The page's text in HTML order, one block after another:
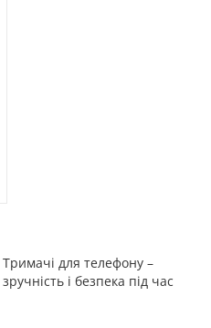
Тримачі для телефону –
зручність і безпека під час